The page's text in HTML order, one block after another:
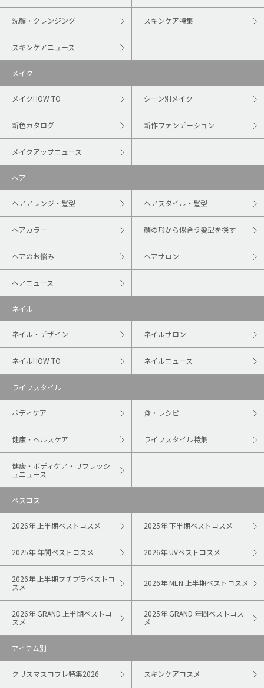
洗顔・クレンジング スキンケア特集
スキンケアニュース
メイク
メイクHOW TO シーン別メイク
新色カタログ 新作ファンデーション
メイクアップニュース
ヘア
ヘアアレンジ・髪型 ヘアスタイル・髪型
ヘアカラー 顔の形から似合う髪型を探す
ヘアのお悩み ヘアサロン
ヘアニュース
ネイル
ネイル・デザイン ネイルサロン
ネイルHOW TO ネイルニュース
ライフスタイル
ボディケア 食・レシピ
健康・ヘルスケア ライフスタイル特集
健康・ボディケア・リフレッシ
ュニュース
ベスコス
2026年 上半期ベストコスメ 2025年 下半期ベストコスメ
2025年 年間ベストコスメ 2026年 UVベストコスメ
2026年 上半期プチプラベストコ
スメ
2026年 MEN 上半期ベストコスメ
2026年 GRAND 上半期ベストコ
スメ
2025年 GRAND 年間ベストコス
メ
アイテム別
クリスマスコフレ特集2026 スキンケアコスメ